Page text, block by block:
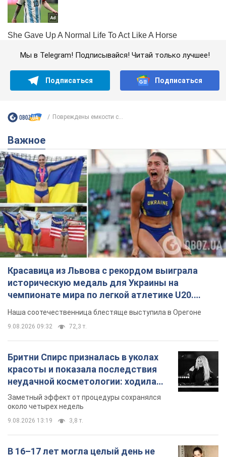
Мы в Telegram! Подписывайся! Читай только лучшее!
Подписаться Подписаться
Повреждены емкости с...
Важное
Красавица из Львова с рекордом выиграла
историческую медаль для Украины на
чемпионате мира по легкой атлетике U20.
Видео
Наша соотечественница блестяще выступила в Орегоне
9.08.2026 09:32 72,3 т.
Бритни Спирс призналась в уколах
красоты и показала последствия
неудачной косметологии: ходила
так почти месяц
Заметный эффект от процедуры сохранялся
около четырех недель
9.08.2026 13:19 3,8 т.
В 16–17 лет могла целый день не